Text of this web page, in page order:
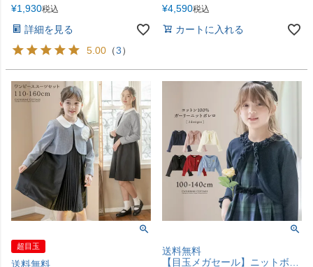
¥1,930税込
詳細を見る
5.00 （3）
¥4,590税込
カートに入れる
超目玉
送料無料
送料無料
【目玉メガセール】ニットボレロ カーデ セール目玉 ボレロ フォーマル 女の子 入学式 カーディガン 卒業式 子供服 卒園式 結婚式 ガーリーボレロ TAK キッズ キャサリンコテージ